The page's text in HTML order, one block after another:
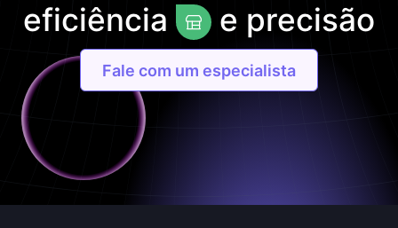
eficiência
e precisão
Fale com um especialista